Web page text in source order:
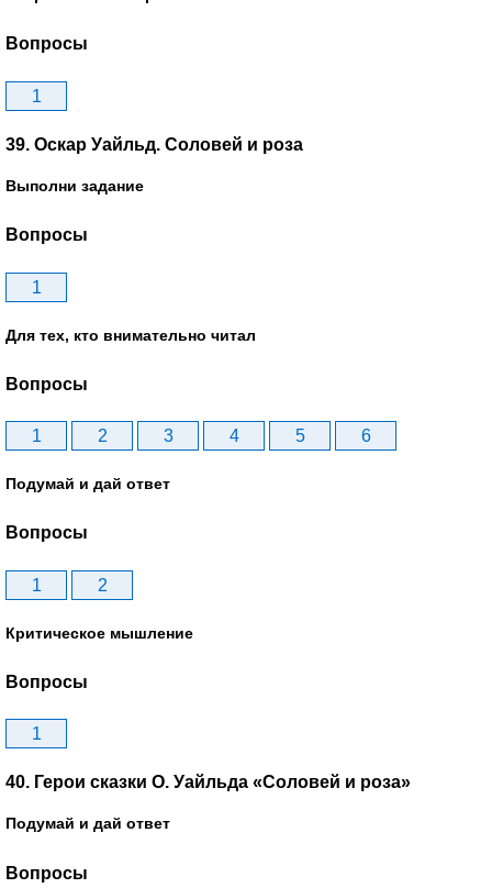
Вопросы
1
39. Оскар Уайльд. Соловей и роза
Выполни задание
Вопросы
1
Для тех, кто внимательно читал
Вопросы
1 2 3 4 5 6
Подумай и дай ответ
Вопросы
1 2
Критическое мышление
Вопросы
1
40. Герои сказки О. Уайльда «Соловей и роза»
Подумай и дай ответ
Вопросы